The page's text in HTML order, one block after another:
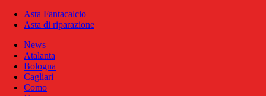
Asta Fantacalcio
Asta di riparazione
News
Atalanta
Bologna
Cagliari
Como